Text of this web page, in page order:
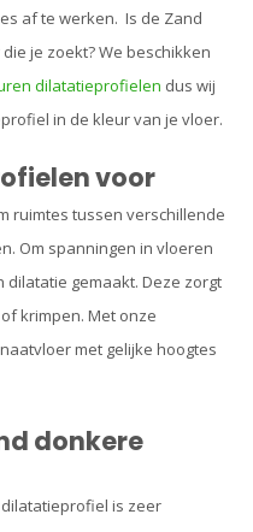
af te werken. Is de Zand
je zoekt? We beschikken
dilatatieprofielen dus wij
in de kleur van je vloer.
voor
ruimtes tussen verschillende
Om spanningen in vloeren
gemaakt. Deze zorgt
krimpen. Met onze
met gelijke hoogtes
donkere
is zeer